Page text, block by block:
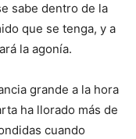
sabe dentro de la
que se tenga, y a
la agonía.
grande a la hora
ha llorado más de
cuando